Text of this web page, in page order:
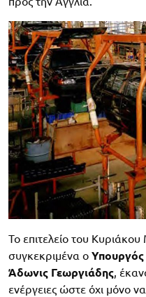
Το επιτελείο του
συγκεκριμένα ο Υπουργός
Άδωνις Γεωργιάδης,
ενέργειες ώστε όχι μόνο